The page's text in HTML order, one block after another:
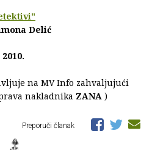
Delić
na MV Info zahvaljujući
nakladnika ZANA )
Preporuči članak